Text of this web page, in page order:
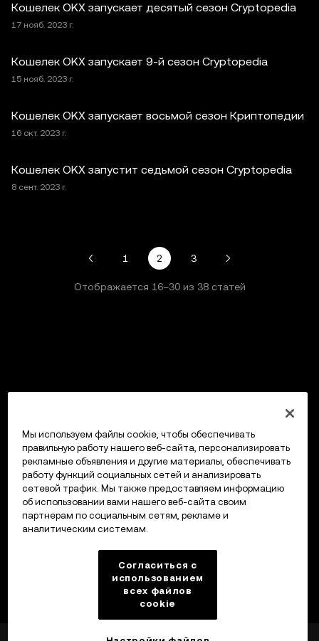
Кошелек OKX запускает десятый сезон Cryptopedia
17 нояб. 2023 г.
Кошелек OKX запускает 9-й сезон Cryptopedia
15 нояб. 2023 г.
Кошелек OKX запускает восьмой сезон Криптопедии
16 окт. 2023 г.
Кошелек OKX запустит седьмой сезон Cryptopedia
8 сент. 2023 г.
1 2 3
Отображается 16–30из 38статей
Мы используем файлы cookie, чтобы обеспечивать
правильную работу нашего веб-сайта, персонализировать
рекламные объявления и другие материалы, обеспечивать
работу функций социальных сетей и анализировать
сетевой трафик. Мы также предоставляем информацию
об использовании вами нашего веб-сайта своим
партнерам по социальным сетям, рекламе и
аналитическим системам.
Согласиться с
использованием
всех файлов
cookie